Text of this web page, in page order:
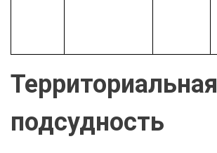
Территориальная
подсудность